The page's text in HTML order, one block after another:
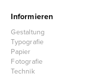
Informieren
Gestaltung
Typografie
Papier
Fotografie
Technik